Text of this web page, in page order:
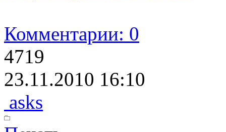
Комментарии: 0
4719
23.11.2010 16:10
asks